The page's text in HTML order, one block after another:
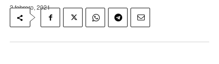
2 febrero, 2021